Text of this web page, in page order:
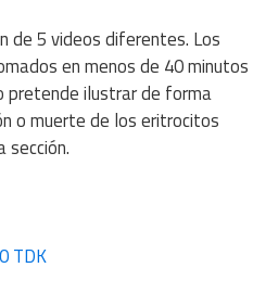
de 5 videos diferentes. Los
en menos de 40 minutos
pretende ilustrar de forma
o muerte de los eritrocitos
sección.
TDK